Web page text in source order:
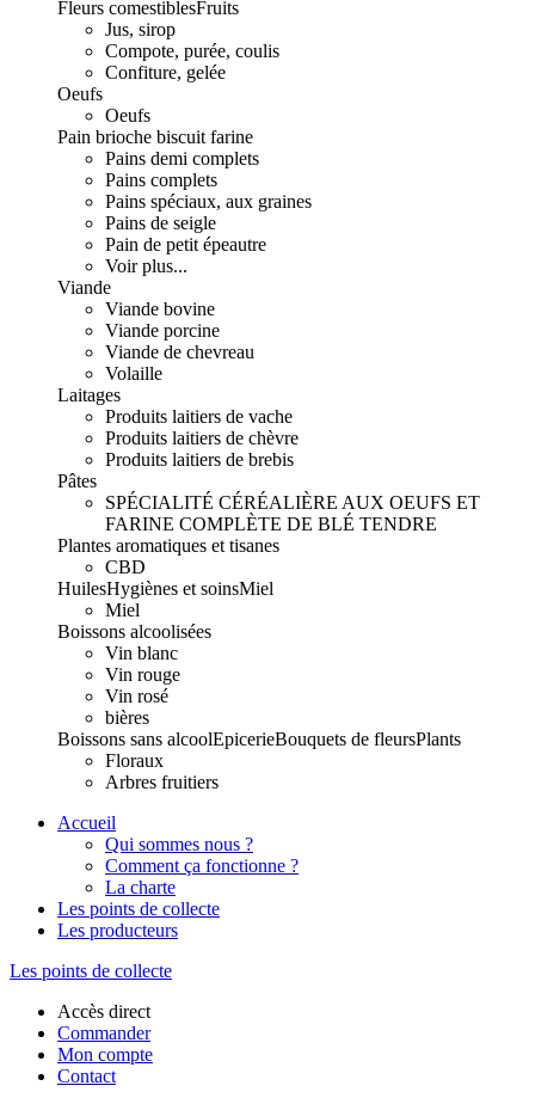
Fleurs comestiblesFruits
Jus, sirop
Compote, purée, coulis
Confiture, gelée
Oeufs
Oeufs
Pain brioche biscuit farine
Pains demi complets
Pains complets
Pains spéciaux, aux graines
Pains de seigle
Pain de petit épeautre
Voir plus...
Viande
Viande bovine
Viande porcine
Viande de chevreau
Volaille
Laitages
Produits laitiers de vache
Produits laitiers de chèvre
Produits laitiers de brebis
Pâtes
SPÉCIALITÉ CÉRÉALIÈRE AUX OEUFS ET
FARINE COMPLÈTE DE BLÉ TENDRE
Plantes aromatiques et tisanes
CBD
HuilesHygiènes et soinsMiel
Miel
Boissons alcoolisées
Vin blanc
Vin rouge
Vin rosé
bières
Boissons sans alcoolEpicerieBouquets de fleursPlants
Floraux
Arbres fruitiers
Accueil
Qui sommes nous ?
Comment ça fonctionne ?
La charte
Les points de collecte
Les producteurs
Les points de collecte
Accès direct
Commander
Mon compte
Contact